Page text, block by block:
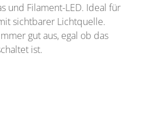
und Filament-LED. Ideal für
sichtbarer Lichtquelle.
gut aus, egal ob das
ist.